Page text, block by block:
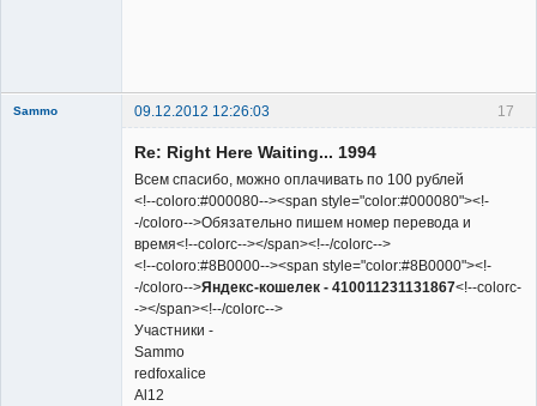
17
Sammo
09.12.2012 12:26:03
Re: Right Here Waiting... 1994
Всем спасибо, можно оплачивать по 100 рублей
<!--coloro:#000080--><span style="color:#000080"><!-
-/coloro-->Обязательно пишем номер перевода и
время<!--colorc--></span><!--/colorc-->
<!--coloro:#8B0000--><span style="color:#8B0000"><!-
-/coloro-->Яндекс-кошелек - 410011231131867<!--colorc-
-></span><!--/colorc-->
Участники -
Sammo
redfoxalice
Al12